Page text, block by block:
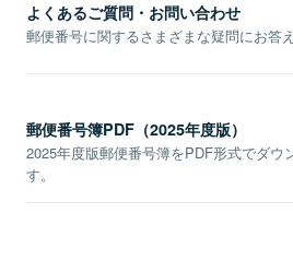
よくあるご質問・お問い合わせ
郵便番号に関するさまざまな疑問にお答え
郵便番号簿PDF（2025年度版）
2025年度版郵便番号簿をPDF形式でダウ
す。